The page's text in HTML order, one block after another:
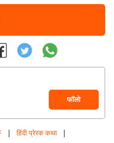
फॉलो
| हिंदी प्रेरक कथा |